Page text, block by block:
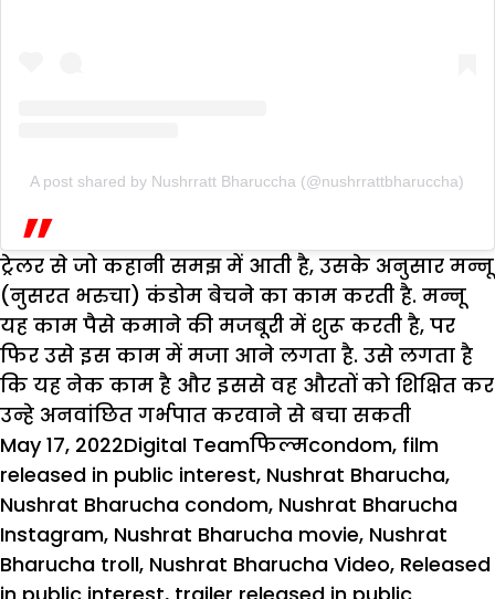
A post shared by Nushrratt Bharuccha (@nushrrattbharuccha)
ट्रेलर से जो कहानी समझ में आती है, उसके अनुसार मन्नू
(नुसरत भरुचा) कंडोम बेचने का काम करती है. मन्नू
यह काम पैसे कमाने की मजबूरी में शुरू करती है, पर
फिर उसे इस काम में मजा आने लगता है. उसे लगता है
कि यह नेक काम है और इससे वह औरतों को शिक्षित कर
उन्हे अनवांछित गर्भपात करवाने से बचा सकती
Posted
on
May 17, 2022Author
Digital TeamCategories
फिल्मTags
condom, film
released in public interest, Nushrat Bharucha,
Nushrat Bharucha condom, Nushrat Bharucha
Instagram, Nushrat Bharucha movie, Nushrat
Bharucha troll, Nushrat Bharucha Video, Released